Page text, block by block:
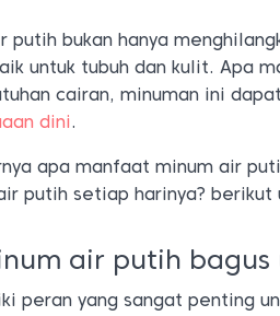
putih bukan hanya
untuk tubuh dan kulit. Apa
cairan, minuman ini
dini.
apa manfaat minum air
putih setiap harinya? berikut
air putih bagus
peran yang sangat penting